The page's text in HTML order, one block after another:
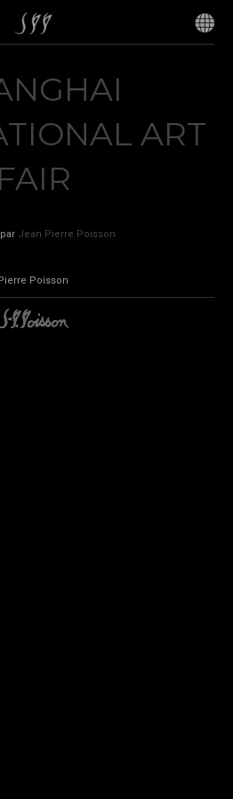
ART
FAIR
Jean Pierre Poisson
Poisson